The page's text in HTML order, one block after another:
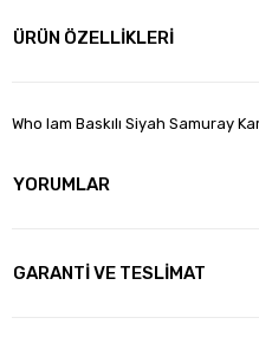
ÜRÜN ÖZELLİKLERİ
Who Iam Baskılı Siyah Samuray
YORUMLAR
GARANTİ VE TESLİMAT